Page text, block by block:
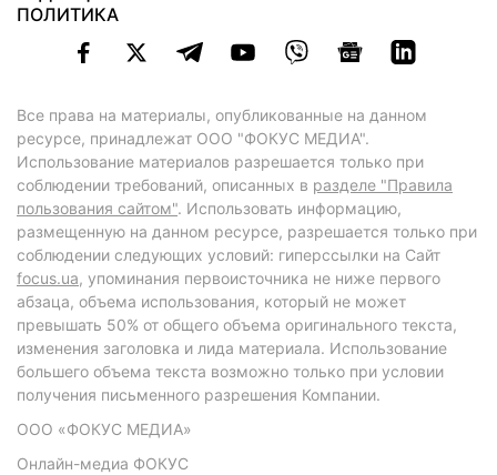
ПОЛИТИКА
Все права на материалы, опубликованные на данном
ресурсе, принадлежат ООО "ФОКУС МЕДИА".
Использование материалов разрешается только при
соблюдении требований, описанных в разделе "Правила
пользования сайтом". Использовать информацию,
размещенную на данном ресурсе, разрешается только при
соблюдении следующих условий: гиперссылки на Сайт
focus.ua, упоминания первоисточника не ниже первого
абзаца, объема использования, который не может
превышать 50% от общего объема оригинального текста,
изменения заголовка и лида материала. Использование
большего объема текста возможно только при условии
получения письменного разрешения Компании.
ООО «ФОКУС МЕДИА»
Онлайн-медиа ФОКУС